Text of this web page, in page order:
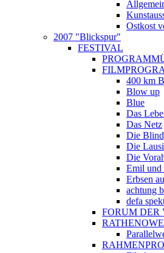
Ostkost
2007 "Blickspur"
FESTIVAL
400 km
Blow up
Blue
Das
Das Netz
Die
Die
Die
Emil und
Erbsen
achtung
defa
FORUM DER